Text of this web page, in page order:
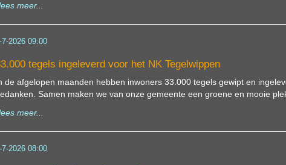
meer...
7-2026 09:00
tegels ingeleverd voor het NK Tegelwippen
de afgelopen maanden hebben inwoners 33.000 tegels gewipt en
Samen maken we van onze gemeente een groene en mooie
meer...
7-2026 08:00